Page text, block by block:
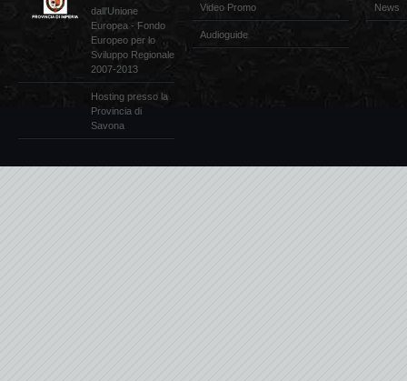
dall'Unione
Europea - Fondo
Europeo per lo
Sviluppo Regionale
2007-2013
Hosting presso la
Provincia di
Savona
Video Promo
Audioguide
News